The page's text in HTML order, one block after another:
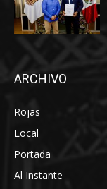
ARCHIVO
Rojas
Local
Portada
Al Instante